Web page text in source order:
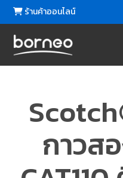
ร้านค้าออนไลน์
กาวส